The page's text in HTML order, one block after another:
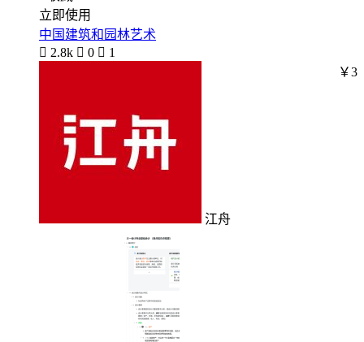
立即使用
中国建筑和园林艺术
 2.8k  0  1
江舟
￥3